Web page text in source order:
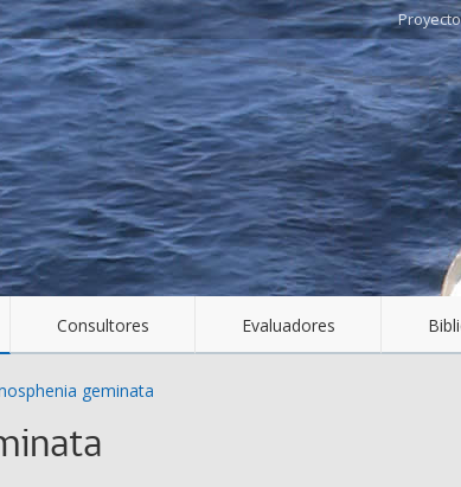
Consultores Evaluadores
geminata